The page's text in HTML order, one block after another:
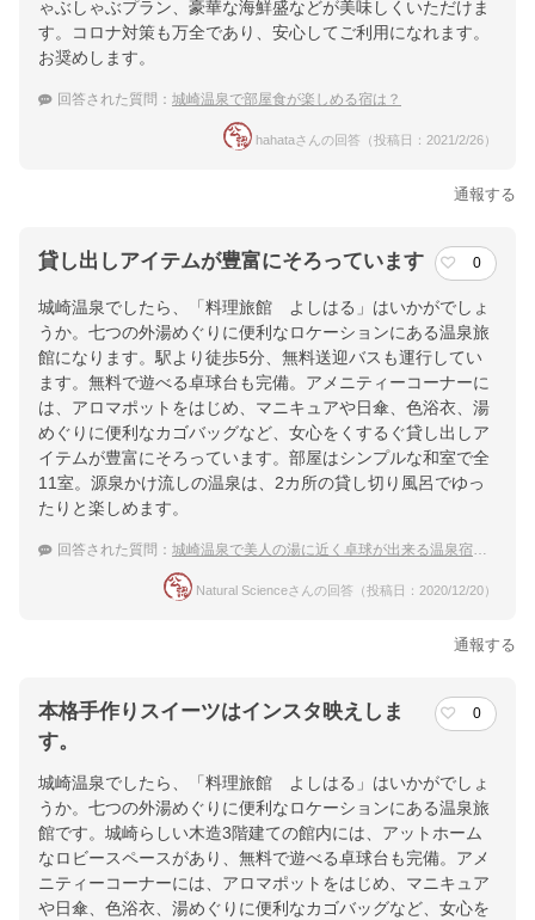
ゃぶしゃぶプラン、豪華な海鮮盛などが美味しくいただけま
す。コロナ対策も万全であり、安心してご利用になれます。
お奨めします。
回答された質問： 城崎温泉で部屋食が楽しめる宿は？
hahataさんの回答（投稿日：2021/2/26）
通報する
貸し出しアイテムが豊富にそろっています 0
城崎温泉でしたら、「料理旅館 よしはる」はいかがでしょ
うか。七つの外湯めぐりに便利なロケーションにある温泉旅
館になります。駅より徒歩5分、無料送迎バスも運行してい
ます。無料で遊べる卓球台も完備。アメニティーコーナーに
は、アロマポットをはじめ、マニキュアや日傘、色浴衣、湯
めぐりに便利なカゴバッグなど、女心をくするぐ貸し出しア
イテムが豊富にそろっています。部屋はシンプルな和室で全
11室。源泉かけ流しの温泉は、2カ所の貸し切り風呂でゆっ
たりと楽しめます。
回答された質問： 城崎温泉で美人の湯に近く卓球が出来る温泉宿を教えて。
Natural Scienceさんの回答（投稿日：2020/12/20）
通報する
本格手作りスイーツはインスタ映えしま
す。
0
城崎温泉でしたら、「料理旅館 よしはる」はいかがでしょ
うか。七つの外湯めぐりに便利なロケーションにある温泉旅
館です。城崎らしい木造3階建ての館内には、アットホーム
なロビースペースがあり、無料で遊べる卓球台も完備。アメ
ニティーコーナーには、アロマポットをはじめ、マニキュア
や日傘、色浴衣、湯めぐりに便利なカゴバッグなど、女心を